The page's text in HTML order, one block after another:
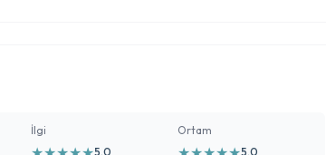
İlgi
5.0
Ortam
5.0